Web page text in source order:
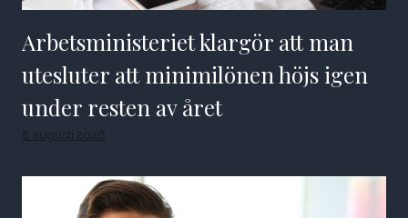
Arbetsministeriet klargör att man
utesluter att minimilönen höjs igen
under resten av året
8 augusti 2026